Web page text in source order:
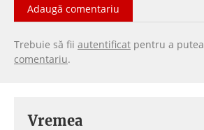
Adaugă comentariu
Trebuie să fii autentificat pentru a putea
comentariu.
Vremea